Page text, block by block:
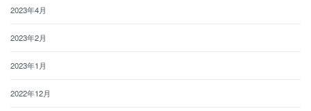
2023年4月
2023年2月
2023年1月
2022年12月